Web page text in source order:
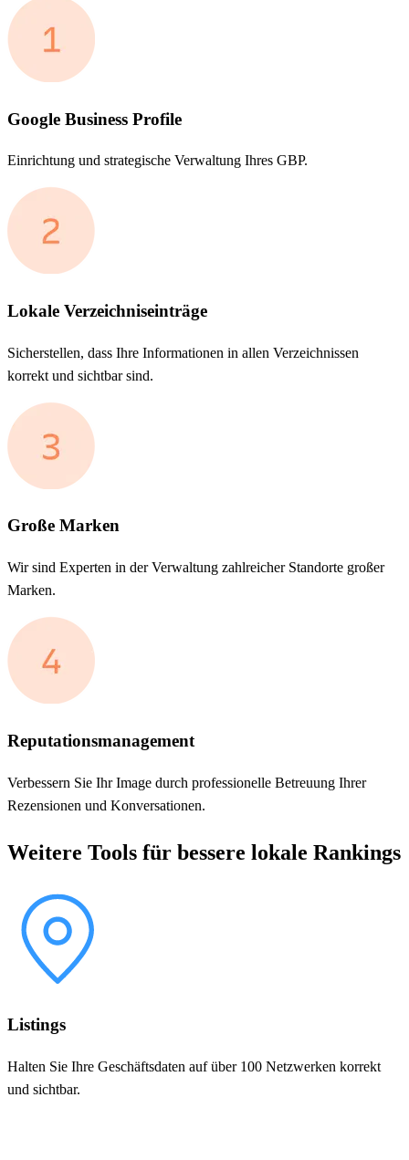
Google Business Profile
Einrichtung und strategische Verwaltung Ihres GBP.
Lokale Verzeichniseinträge
Sicherstellen, dass Ihre Informationen in allen Verzeichnissen
korrekt und sichtbar sind.
Große Marken
Wir sind Experten in der Verwaltung zahlreicher Standorte großer
Marken.
Reputationsmanagement
Verbessern Sie Ihr Image durch professionelle Betreuung Ihrer
Rezensionen und Konversationen.
Weitere Tools für bessere lokale Rankings
Listings
Halten Sie Ihre Geschäftsdaten auf über 100 Netzwerken korrekt
und sichtbar.